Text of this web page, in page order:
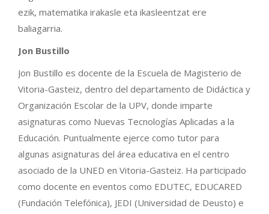
ezik, matematika irakasle eta ikasleentzat ere
baliagarria.
Jon Bustillo
Jon Bustillo es docente de la Escuela de Magisterio de
Vitoria-Gasteiz, dentro del departamento de Didáctica y
Organización Escolar de la UPV, donde imparte
asignaturas como Nuevas Tecnologías Aplicadas a la
Educación. Puntualmente ejerce como tutor para
algunas asignaturas del área educativa en el centro
asociado de la UNED en Vitoria-Gasteiz. Ha participado
como docente en eventos como EDUTEC, EDUCARED
(Fundación Telefónica), JEDI (Universidad de Deusto) e